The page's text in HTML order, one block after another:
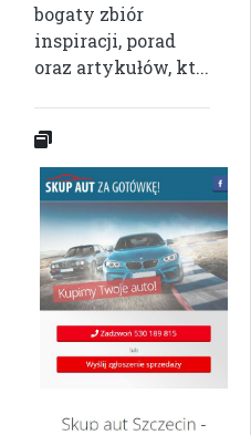
bogaty zbiór
inspiracji, porad
oraz artykułów, kt...